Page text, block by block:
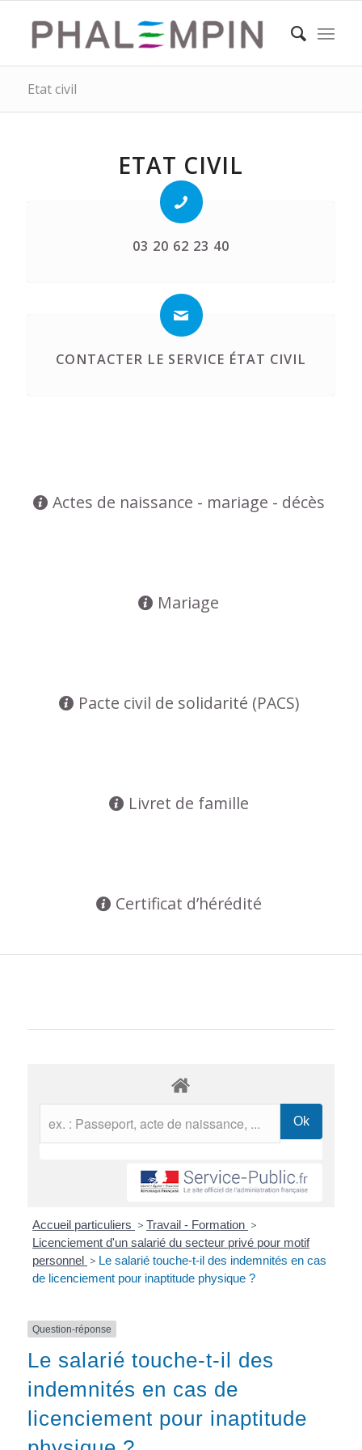
Etat civil
ETAT CIVIL
03 20 62 23 40
CONTACTER LE SERVICE ÉTAT CIVIL
Actes de naissance - mariage - décès
Mariage
Pacte civil de solidarité (PACS)
Livret de famille
Certificat d’hérédité
Accueil particuliers > Travail - Formation >
Licenciement d'un salarié du secteur privé pour motif
personnel > Le salarié touche-t-il des indemnités en cas
de licenciement pour inaptitude physique ?
Question-réponse
Le salarié touche-t-il des
indemnités en cas de
licenciement pour inaptitude